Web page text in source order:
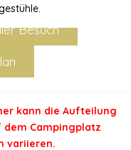
Besuch
kann die Aufteilung
Campingplatz
variieren.